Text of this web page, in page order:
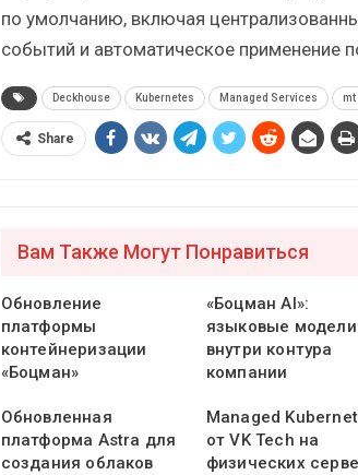
по умолчанию, включая
событий и автоматическое применение
Deckhouse Kubernetes Managed Services mt
Share
Вам Также Могут Понравиться
Обновление
платформы
контейнеризации
«Боцман»
«Боцман AI»:
языковые модели
внутри контура
компании
Обновленная
платформа Astra для
создания облаков
Managed
от VK Tech на
физических